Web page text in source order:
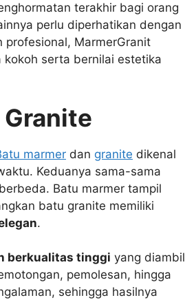
terakhir bagi orang
perlu diperhatikan dengan
profesional, MarmerGranit
serta bernilai estetika
marmer dan granite dikenal
Keduanya sama-sama
Batu marmer tampil
batu granite memiliki
.
berkualitas tinggi yang diambil
pemolesan, hingga
sehingga hasilnya